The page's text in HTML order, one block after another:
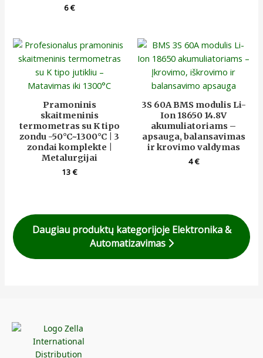
6€
Pramoninis
skaitmeninis
termometras su K tipo
zondu -50°C~1300°C | 3
zondai komplekte |
Metalurgijai
13€
3S 60A BMS modulis Li-
Ion 18650 14.8V
akumuliatoriams –
apsauga, balansavimas
ir krovimo valdymas
4€
Daugiau produktų kategorijoje Elektronika &
Automatizavimas